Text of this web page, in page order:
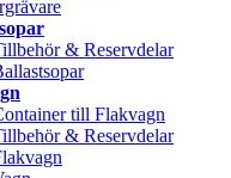
& Reservdelar
till Flakvagn
& Reservdelar